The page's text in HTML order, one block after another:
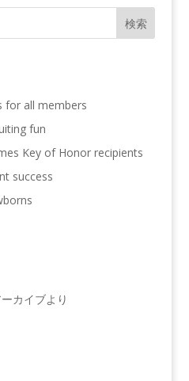
検索
for all members
fun
Key of Honor recipients
success
カイブより